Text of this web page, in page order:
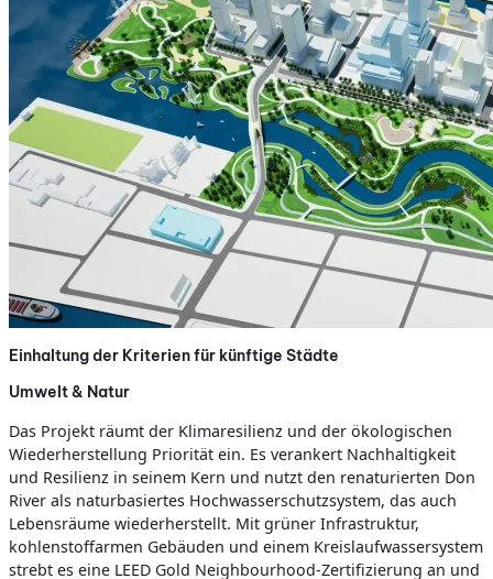
Einhaltung der Kriterien für künftige Städte
Umwelt & Natur
Das Projekt räumt der Klimaresilienz und der ökologischen
Wiederherstellung Priorität ein. Es verankert Nachhaltigkeit
und Resilienz in seinem Kern und nutzt den renaturierten Don
River als naturbasiertes Hochwasserschutzsystem, das auch
Lebensräume wiederherstellt. Mit grüner Infrastruktur,
kohlenstoffarmen Gebäuden und einem Kreislaufwassersystem
strebt es eine LEED Gold Neighbourhood-Zertifizierung an und